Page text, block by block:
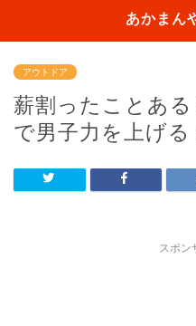
あかまん
アウトドア
薪割ったことある
で男子力を上げる
スポン